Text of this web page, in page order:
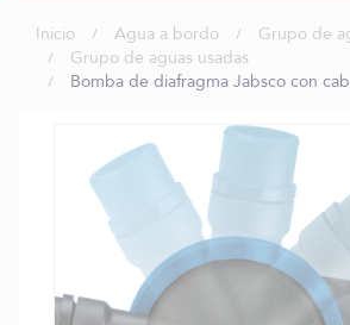
Inicio Agua a bordo
Grupo de
Grupo de aguas usadas
Bomba de diafragma Jabsco con
imágenes